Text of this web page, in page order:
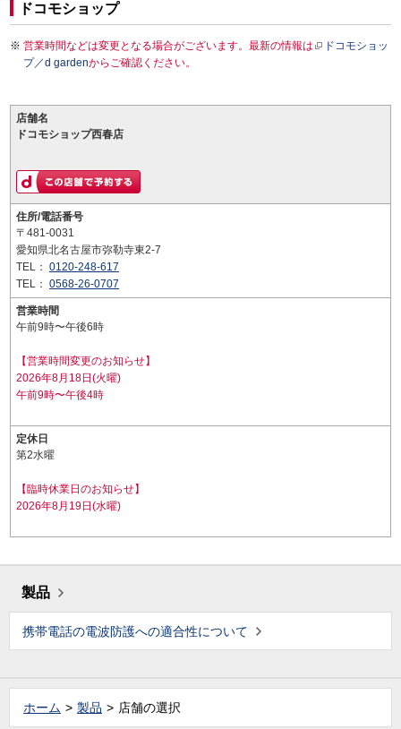
ドコモショップ
営業時間などは変更となる場合がございます。最新の情報は
ドコモショッ
プ／d gardenからご確認ください。
店舗名
ドコモショップ西春店
住所/電話番号
〒481-0031
愛知県北名古屋市弥勒寺東2-7
TEL： 0120-248-617
TEL： 0568-26-0707
営業時間
午前9時〜午後6時
【営業時間変更のお知らせ】
2026年8月18日(火曜)
午前9時〜午後4時
定休日
第2水曜
【臨時休業日のお知らせ】
2026年8月19日(水曜)
製品
携帯電話の電波防護への適合性について
ホーム 製品 店舗の選択